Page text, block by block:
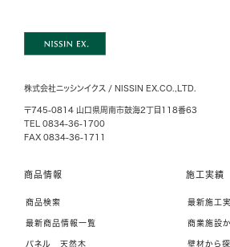
株式会社ニッシンイクス / NISSIN EX.CO.,LTD.
〒745-0814 山口県周南市鼓海2丁目118番63
TEL 0834-36-1700
FAX 0834-36-1711
商品情報
商品検索
最新商品情報一覧
パネル 天然木
施工実績
最新施工
商業施設
壁材から